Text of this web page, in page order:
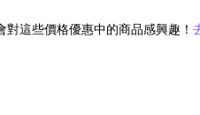
對這些價格優惠中的商品感興趣！